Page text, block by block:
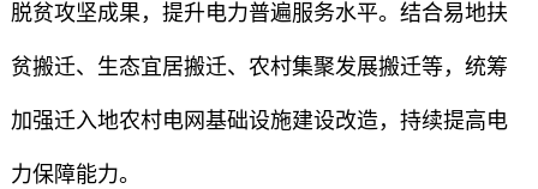
脱贫攻坚成果，提升电力普遍服务水平。结合易地扶
贫搬迁、生态宜居搬迁、农村集聚发展搬迁等，统筹
加强迁入地农村电网基础设施建设改造，持续提高电
力保障能力。